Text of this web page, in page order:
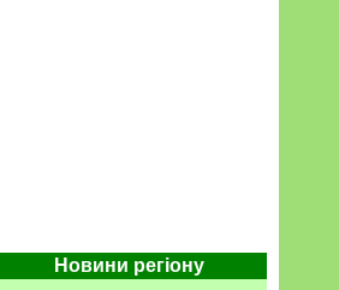
Новини регіону